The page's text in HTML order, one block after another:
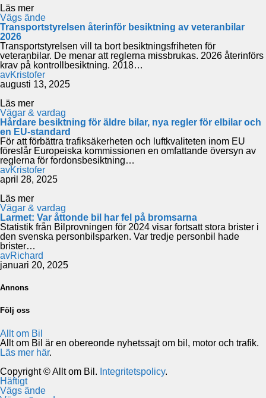
Läs mer
Vägs ände
Transportstyrelsen återinför besiktning av veteranbilar
2026
Transportstyrelsen vill ta bort besiktningsfriheten för
veteranbilar. De menar att reglerna missbrukas. 2026 återinförs
krav på kontrollbesiktning. 2018…
avKristofer
augusti 13, 2025
Läs mer
Vägar & vardag
Hårdare besiktning för äldre bilar, nya regler för elbilar och
en EU-standard
För att förbättra trafiksäkerheten och luftkvaliteten inom EU
föreslår Europeiska kommissionen en omfattande översyn av
reglerna för fordonsbesiktning…
avKristofer
april 28, 2025
Läs mer
Vägar & vardag
Larmet: Var åttonde bil har fel på bromsarna
Statistik från Bilprovningen för 2024 visar fortsatt stora brister i
den svenska personbilsparken. Var tredje personbil hade
brister…
avRichard
januari 20, 2025
Annons
Följ oss
Allt om Bil
Allt om Bil är en obereonde nyhetssajt om bil, motor och trafik.
Läs mer här.
Copyright © Allt om Bil. Integritetspolicy.
Häftigt
Vägs ände